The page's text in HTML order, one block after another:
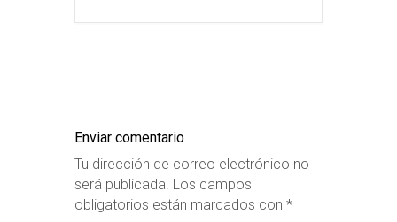
Enviar comentario
Tu dirección de correo electrónico no
será publicada. Los campos
obligatorios están marcados con *